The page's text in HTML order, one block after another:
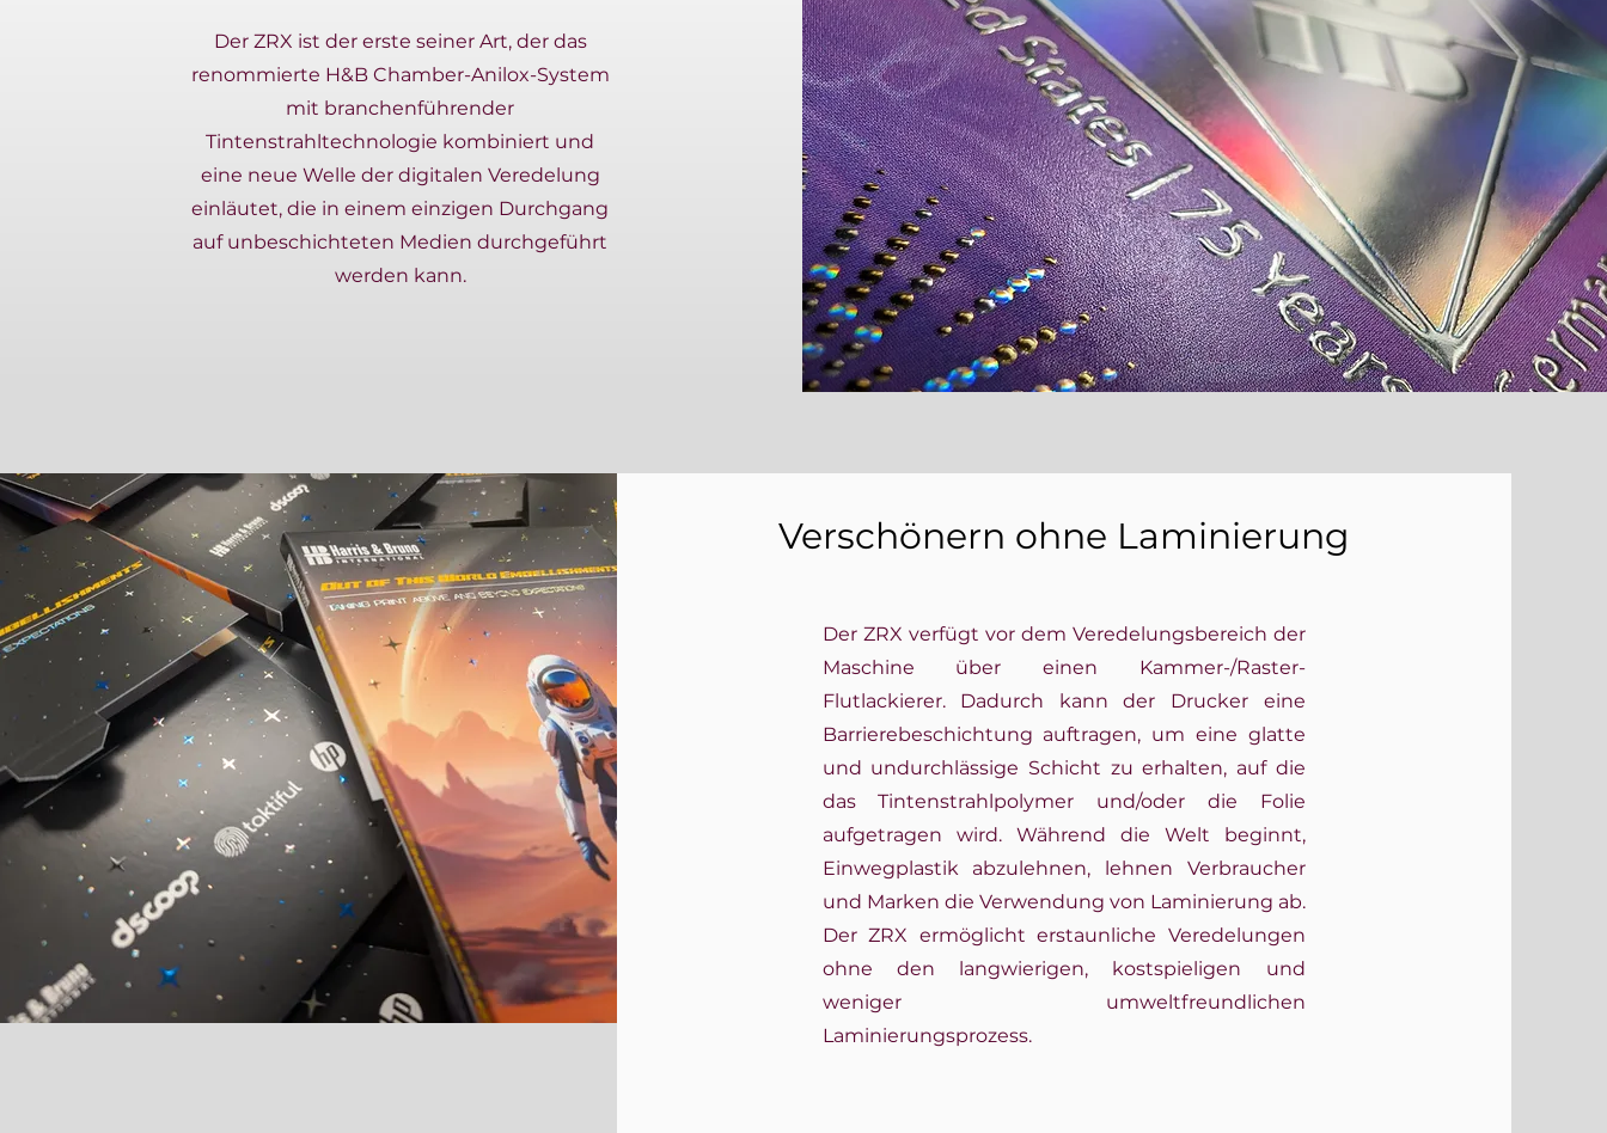
Der ZRX ist der erste seiner Art, der das
renommierte H&B Chamber-Anilox-System
mit branchenführender
Tintenstrahltechnologie kombiniert und
eine neue Welle der digitalen Veredelung
einläutet, die in einem einzigen Durchgang
auf unbeschichteten Medien durchgeführt
werden kann.
Verschönern ohne Laminierung
Der ZRX verfügt vor dem Veredelungsbereich der
Maschine über einen Kammer-/Raster-
Flutlackierer. Dadurch kann der Drucker eine
Barrierebeschichtung auftragen, um eine glatte
und undurchlässige Schicht zu erhalten, auf die
das Tintenstrahlpolymer und/oder die Folie
aufgetragen wird. Während die Welt beginnt,
Einwegplastik abzulehnen, lehnen Verbraucher
und Marken die Verwendung von Laminierung ab.
Der ZRX ermöglicht erstaunliche Veredelungen
ohne den langwierigen, kostspieligen und
weniger umweltfreundlichen
Laminierungsprozess.